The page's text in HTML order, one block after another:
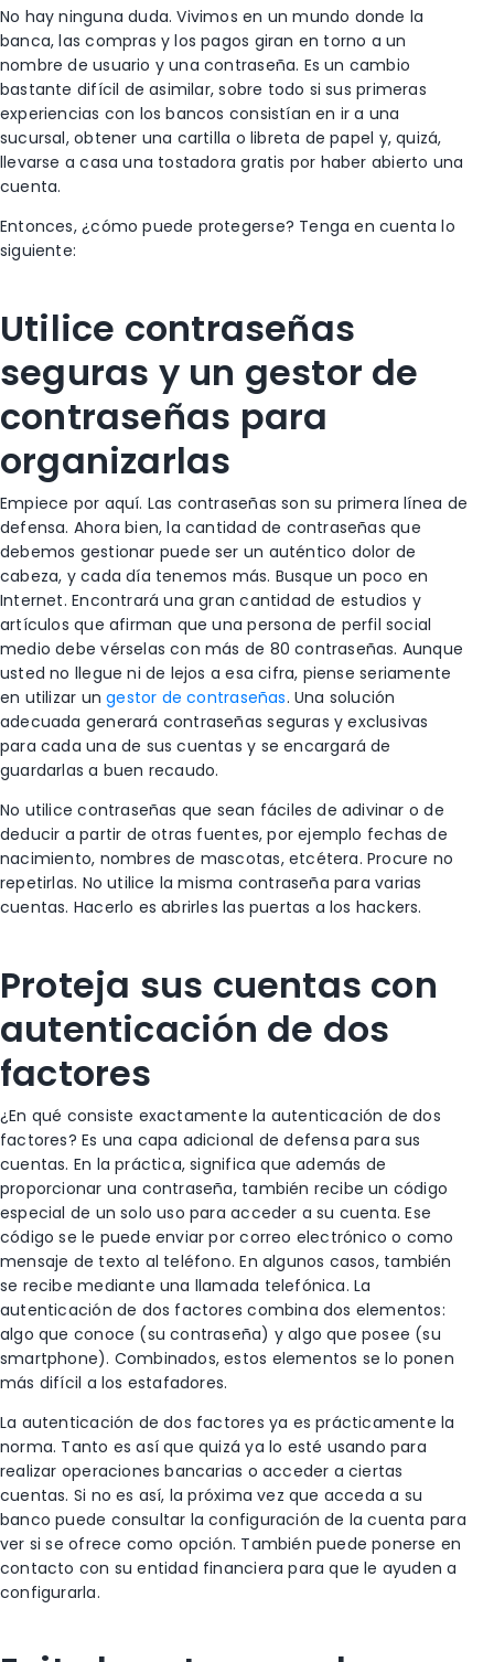
No hay ninguna duda. Vivimos en un mundo donde la
banca, las compras y los pagos giran en torno a un
nombre de usuario y una contraseña. Es un cambio
bastante difícil de asimilar, sobre todo si sus primeras
experiencias con los bancos consistían en ir a una
sucursal, obtener una cartilla o libreta de papel y, quizá,
llevarse a casa una tostadora gratis por haber abierto una
cuenta.
Entonces, ¿cómo puede protegerse? Tenga en cuenta lo
siguiente:
Utilice contraseñas
seguras y un gestor de
contraseñas para
organizarlas
Empiece por aquí. Las contraseñas son su primera línea de
defensa. Ahora bien, la cantidad de contraseñas que
debemos gestionar puede ser un auténtico dolor de
cabeza, y cada día tenemos más. Busque un poco en
Internet. Encontrará una gran cantidad de estudios y
artículos que afirman que una persona de perfil social
medio debe vérselas con más de 80 contraseñas. Aunque
usted no llegue ni de lejos a esa cifra, piense seriamente
en utilizar ungestor de contraseñas. Una solución
adecuada generará contraseñas seguras y exclusivas
para cada una de sus cuentas y se encargará de
guardarlas a buen recaudo.
No utilice contraseñas que sean fáciles de adivinar o de
deducir a partir de otras fuentes, por ejemplo fechas de
nacimiento, nombres de mascotas, etcétera. Procure no
repetirlas. No utilice la misma contraseña para varias
cuentas. Hacerlo es abrirles las puertas a los hackers.
Proteja sus cuentas con
autenticación de dos
factores
¿En qué consiste exactamente la autenticación de dos
factores? Es una capa adicional de defensa para sus
cuentas. En la práctica, significa que además de
proporcionar una contraseña, también recibe un código
especial de un solo uso para acceder a su cuenta. Ese
código se le puede enviar por correo electrónico o como
mensaje de texto al teléfono. En algunos casos, también
se recibe mediante una llamada telefónica. La
autenticación de dos factores combina dos elementos:
algo que conoce (su contraseña) y algo que posee (su
smartphone). Combinados, estos elementos se lo ponen
más difícil a los estafadores.
La autenticación de dos factores ya es prácticamente la
norma. Tanto es así que quizá ya lo esté usando para
realizar operaciones bancarias o acceder a ciertas
cuentas. Si no es así, la próxima vez que acceda a su
banco puede consultar la configuración de la cuenta para
ver si se ofrece como opción. También puede ponerse en
contacto con su entidad financiera para que le ayuden a
configurarla.